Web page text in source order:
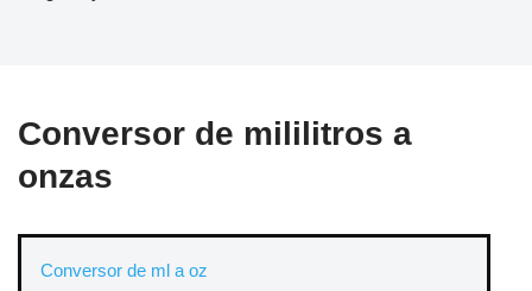
Conversor de mililitros a
onzas
Conversor de ml a oz